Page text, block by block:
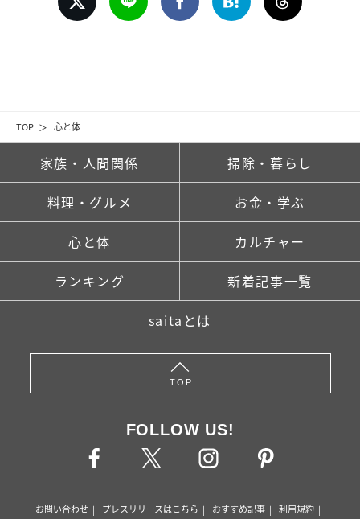
TOP 心と体
家族・人間関係 掃除・暮らし
料理・グルメ お金・学ぶ
心と体 カルチャー
ランキング 新着記事一覧
saitaとは
TOP
FOLLOW US!
お問い合わせ プレスリリースはこちら おすすめ記事 利用規約